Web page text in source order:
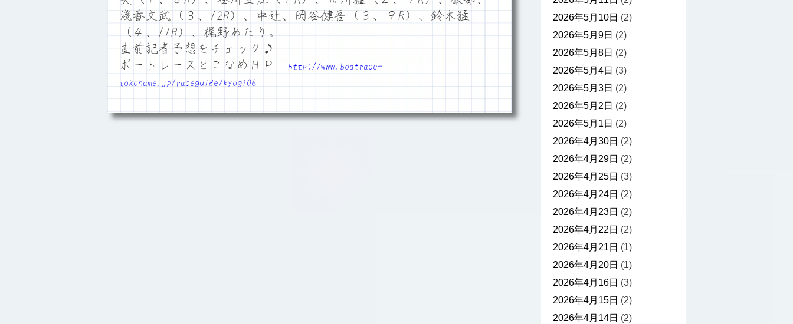
淺香文武（３、12R）、中辻、岡谷健吾（３、９R）、鈴木猛
（４、11R）、梶野あたり。
直前記者予想をチェック♪
ボートレースとこなめＨＰ
http://www.boatrace-
tokoname.jp/raceguide/kyogi06
2026年5月10日 (2)
2026年5月9日 (2)
2026年5月8日 (2)
2026年5月4日 (3)
2026年5月3日 (2)
2026年5月2日 (2)
2026年5月1日 (2)
2026年4月30日 (2)
2026年4月29日 (2)
2026年4月25日 (3)
2026年4月24日 (2)
2026年4月23日 (2)
2026年4月22日 (2)
2026年4月21日 (1)
2026年4月20日 (1)
2026年4月16日 (3)
2026年4月15日 (2)
2026年4月14日 (2)